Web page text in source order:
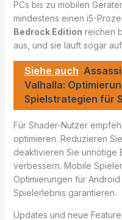
PCs bis zu mobilen
mindestens einen i5-
Bedrock Edition reichen
aus, und sie läuft sogar
Siehe auch
Valhalla:
Spielstrategien für
Für Shader-Nutzer
optimieren. Reduzieren
deaktivieren Sie unnötige
verbessern. Mobile
Optimierungen für
Spielerlebnis garantieren.
Updates und neue